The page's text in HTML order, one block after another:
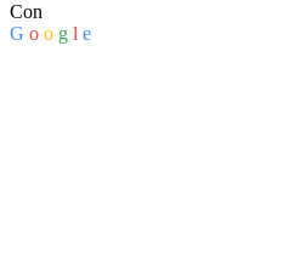
Con
G o o g l e